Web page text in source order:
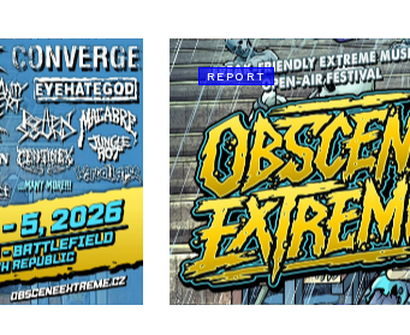
REPORT